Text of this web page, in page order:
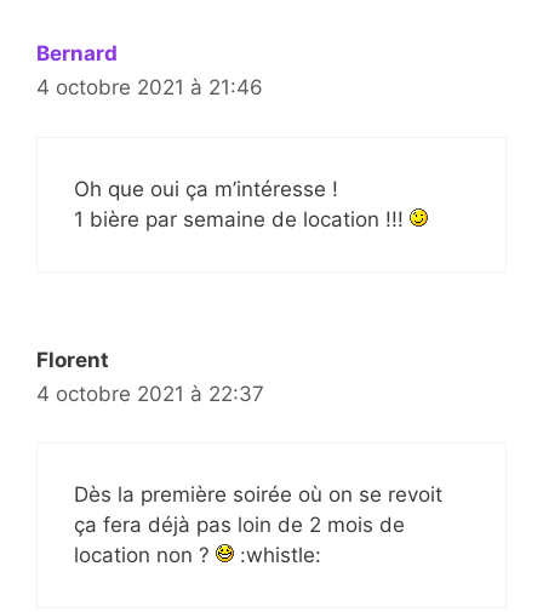
Bernard
4 octobre 2021 à 21:46
Oh que oui ça m’intéresse !
1 bière par semaine de location !!!
Florent
4 octobre 2021 à 22:37
Dès la première soirée où on se revoit
ça fera déjà pas loin de 2 mois de
location non ?
:whistle: